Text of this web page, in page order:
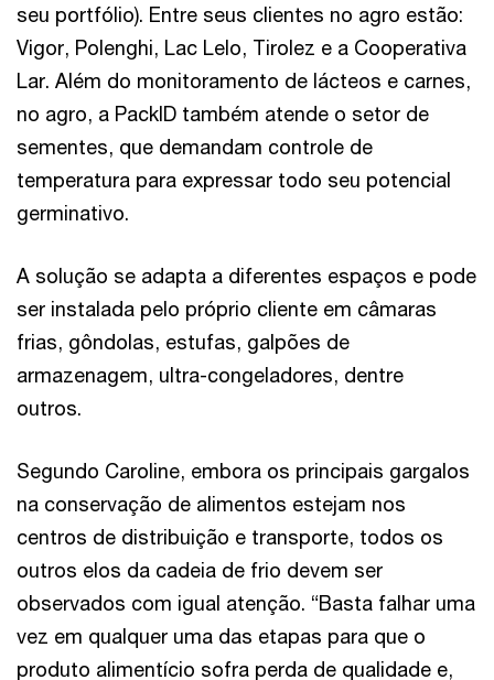
seu portfólio). Entre seus clientes no agro estão:
Vigor, Polenghi, Lac Lelo, Tirolez e a Cooperativa
Lar. Além do monitoramento de lácteos e carnes,
no agro, a PackID também atende o setor de
sementes, que demandam controle de
temperatura para expressar todo seu potencial
germinativo.
A solução se adapta a diferentes espaços e pode
ser instalada pelo próprio cliente em câmaras
frias, gôndolas, estufas, galpões de
armazenagem, ultra-congeladores, dentre
outros.
Segundo Caroline, embora os principais gargalos
na conservação de alimentos estejam nos
centros de distribuição e transporte, todos os
outros elos da cadeia de frio devem ser
observados com igual atenção. “Basta falhar uma
vez em qualquer uma das etapas para que o
produto alimentício sofra perda de qualidade e,